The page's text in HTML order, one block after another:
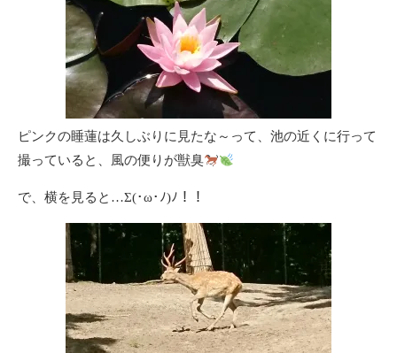
ピンクの睡蓮は久しぶりに見たな～って、池の近くに行って
撮っていると、風の便りが獣臭
で、横を見ると…Σ(･ω･ﾉ)ﾉ！！